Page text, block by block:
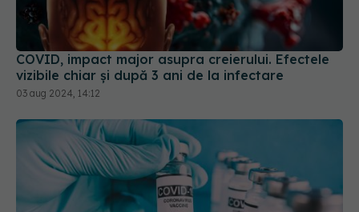
vizibile chiar și după 3 ani de la infectare
03 aug 2024, 14:12